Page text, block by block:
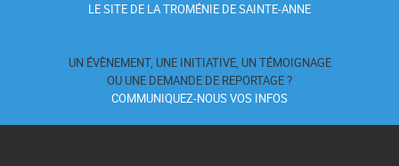
LE SITE DE LA TROMÉNIE DE SAINTE-ANNE
UN ÉVÈNEMENT, UNE INITIATIVE, UN TÉMOIGNAGE
OU UNE DEMANDE DE REPORTAGE ?
COMMUNIQUEZ-NOUS VOS INFOS